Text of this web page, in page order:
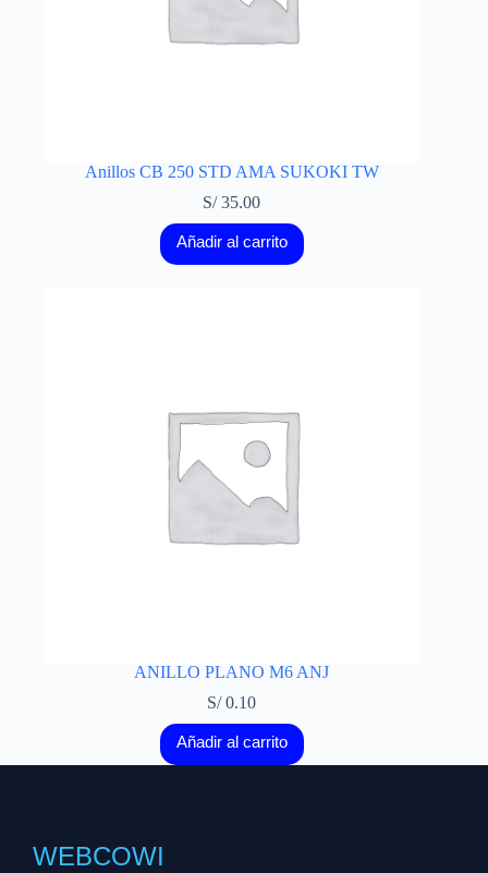
Anillos CB 250 STD AMA SUKOKI TW
S/35.00
Añadir al carrito
ANILLO PLANO M6 ANJ
S/0.10
Añadir al carrito
WEBCOWI